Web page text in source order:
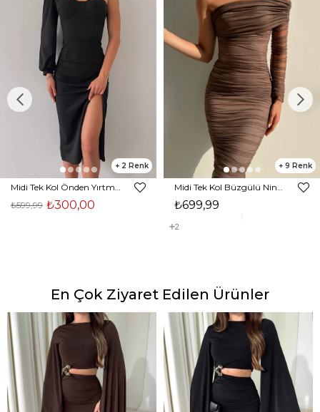
2
₺300,00
₺599,99
9
₺699,99
2
En Çok Ziyaret Edilen Ürünler